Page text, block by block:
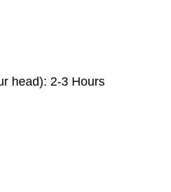
head): 2-3 Hours